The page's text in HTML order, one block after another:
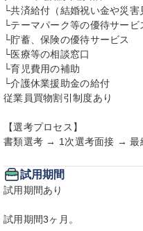
└共済給付（結婚祝い金や災害
└テーマパーク等の優待サービ
└貯蓄、保険の優待サービス
└医療等の相談窓口
└育児費用の補助
└介護休業援助金の給付
従業員買物割引制度あり
【選考プロセス】
書類選考 → 1次選考面接 → 最
試用期間
試用期間あり
試用期間3ヶ月。